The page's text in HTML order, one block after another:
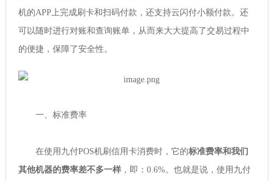
机的APP上完成刷卡和扫码付款，还支持云闪付小额付款。还
可以随时进行对账和查询账单，从而来大大提高了交易过程中
的便捷，保障了安全性。
一、标准费率
在使用九付POS机刷信用卡消费时，它的标准费率和我们
其他机器的费率差不多一样，即：0.6%。也就是说，使用九付